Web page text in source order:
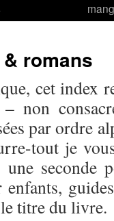
romans
cet index
non
par ordre
tout je
une seconde
titre du livre.